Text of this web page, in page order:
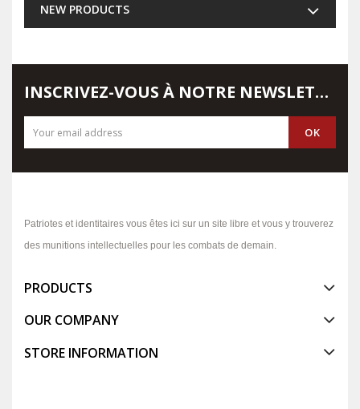
NEW PRODUCTS
INSCRIVEZ-VOUS À NOTRE NEWSLETTER
Patriotes et identitaires vous êtes ici sur un site libre et vous y trouverez
des munitions intellectuelles pour les combats de demain.
PRODUCTS
OUR COMPANY
STORE INFORMATION